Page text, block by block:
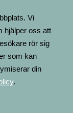
Vi
hjälper oss att
rör sig
som kan
din
.